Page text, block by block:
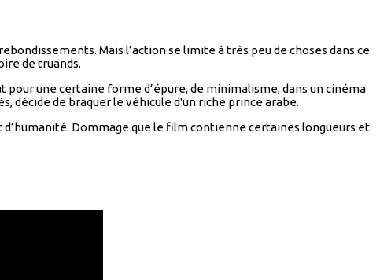
Mais l’action se limite à très peu de choses dans ce
de truands.
pour une certaine forme d’épure, de minimalisme, dans un cinéma
décide de braquer le véhicule d'un riche prince arabe.
Dommage que le film contienne certaines longueurs et